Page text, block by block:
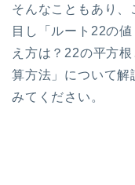
そんなこともあり
目し「ルート22の
え方は？22の平方
算方法」について解
みてください。